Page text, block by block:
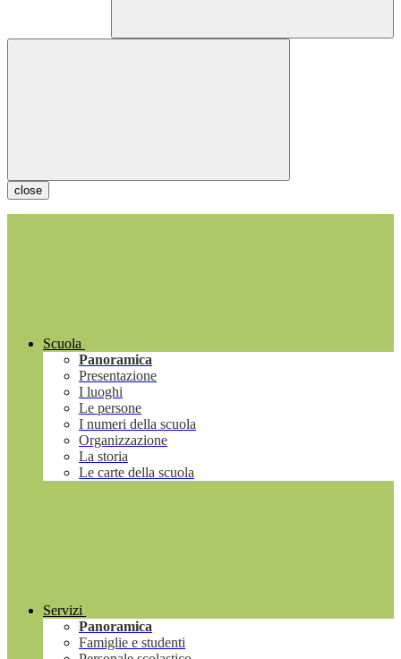
close
Scuola
Panoramica
Presentazione
I luoghi
Le persone
I numeri della scuola
Organizzazione
La storia
Le carte della scuola
Servizi
Panoramica
Famiglie e studenti